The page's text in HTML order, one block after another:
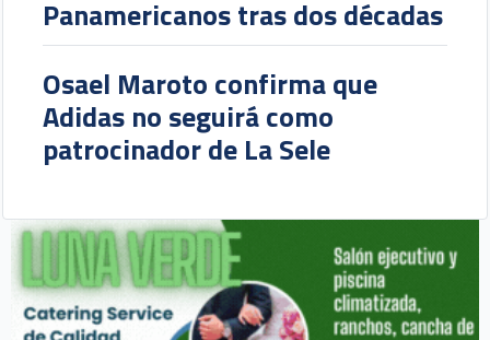
Panamericanos tras dos décadas
Osael Maroto confirma que
Adidas no seguirá como
patrocinador de La Sele